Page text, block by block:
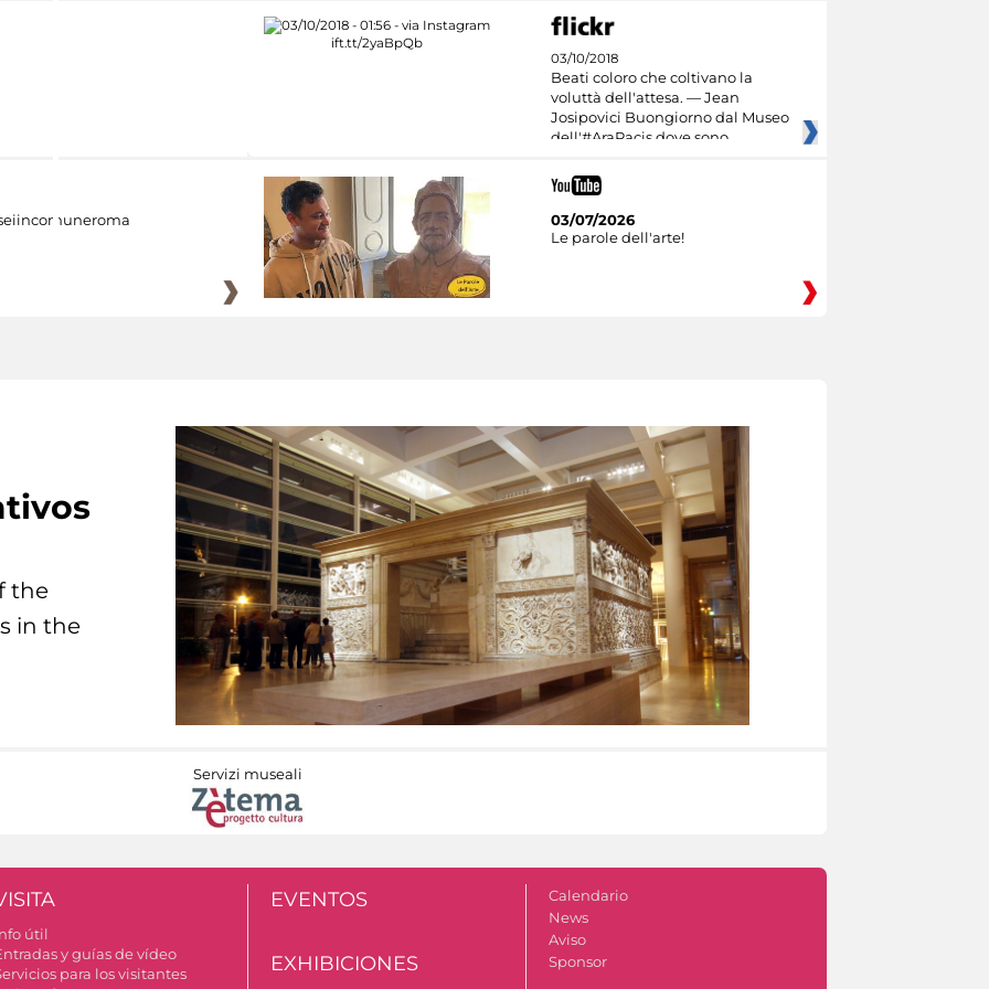
03/10/2018
Beati coloro che coltivano la
voluttà dell'attesa. — Jean
Josipovici Buongiorno dal Museo
dell'#AraPacis dove sono
03/07/2026
Le parole dell'arte!
the
in the
Servizi museali
útil
y guías de vídeo
para los visitantes
EVENTOS
EXHIBICIONES
Calendario
News
Aviso
Sponsor